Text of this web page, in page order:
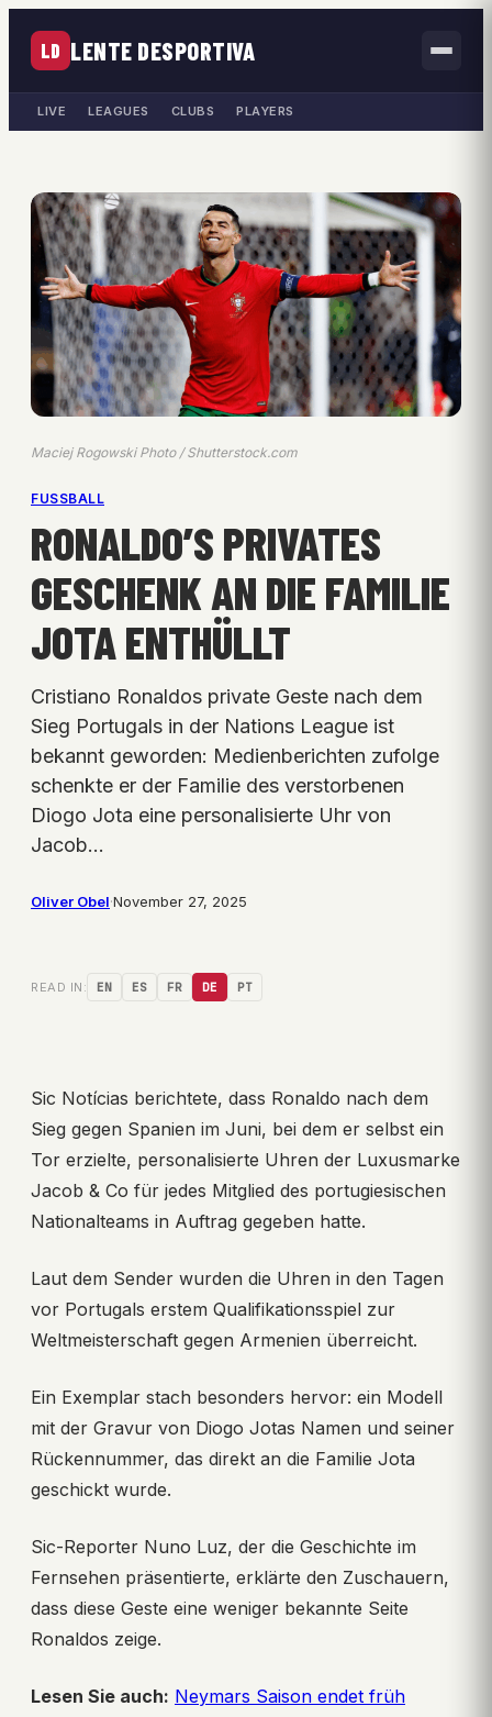
LD LENTE DESPORTIVA
LIVE LEAGUES CLUBS PLAYERS
Maciej Rogowski Photo / Shutterstock.com
FUSSBALL
RONALDO’S PRIVATES
GESCHENK AN DIE FAMILIE
JOTA ENTHÜLLT
Cristiano Ronaldos private Geste nach dem
Sieg Portugals in der Nations League ist
bekannt geworden: Medienberichten zufolge
schenkte er der Familie des verstorbenen
Diogo Jota eine personalisierte Uhr von
Jacob…
Oliver Obel·November 27, 2025
READ IN: EN ES FR DE PT
Sic Notícias berichtete, dass Ronaldo nach dem
Sieg gegen Spanien im Juni, bei dem er selbst ein
Tor erzielte, personalisierte Uhren der Luxusmarke
Jacob & Co für jedes Mitglied des portugiesischen
Nationalteams in Auftrag gegeben hatte.
Laut dem Sender wurden die Uhren in den Tagen
vor Portugals erstem Qualifikationsspiel zur
Weltmeisterschaft gegen Armenien überreicht.
Ein Exemplar stach besonders hervor: ein Modell
mit der Gravur von Diogo Jotas Namen und seiner
Rückennummer, das direkt an die Familie Jota
geschickt wurde.
Sic-Reporter Nuno Luz, der die Geschichte im
Fernsehen präsentierte, erklärte den Zuschauern,
dass diese Geste eine weniger bekannte Seite
Ronaldos zeige.
Lesen Sie auch: Neymars Saison endet früh